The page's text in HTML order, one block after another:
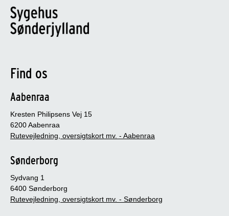
Find os
Aabenraa
Kresten Philipsens Vej 15
6200 Aabenraa
Rutevejledning, oversigtskort mv. - Aabenraa
Sønderborg
Sydvang 1
6400 Sønderborg
Rutevejledning, oversigtskort mv. - Sønderborg